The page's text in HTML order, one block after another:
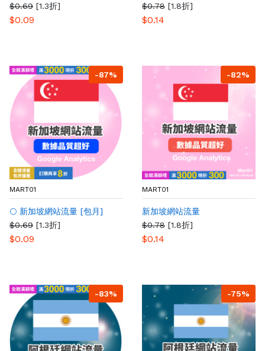
$0.69 [1.3折]
$0.09
$0.78 [1.8折]
$0.14
-87%
MART01
🌕 新加坡網站流量 [包月]
$0.69 [1.3折]
$0.09
-82%
MART01
新加坡網站流量
$0.78 [1.8折]
$0.14
-83% -75%